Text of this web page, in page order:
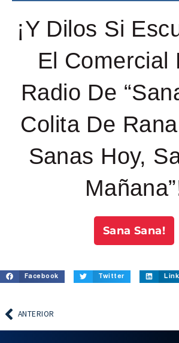
¡Y Dilos Si
El Comercial
Radio De
Colita De
Sanas Hoy,
Sana Sana!
Facebook Twitter
ANTERIOR